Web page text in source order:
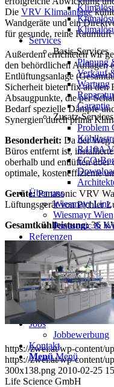
Services
Basis-Services
Planung
Verkauf
Wartung
Reparatur
Garantie
Zusatz-Services
Problem
R410A
ECO-
Über uns
Wiesmayr Linz
Wiesmayr Wien
Panasonic &
Referenzen
Beispielprojekte
Blog
Aktuelles
Wissen
Jobs
Jobbewerbung
Kontakt
Menü Menü
Die VRV Klimaanlage
Wandgeräte und ein
für gesunde, reine Raumluft
Außerdem errichteten wir
den behördlichen Auflagen
Entlüftungsanlage
Sicherheit bieten fix an den
Absaugpunkte, die per
Bedarf spezielle Dämpfe
Synergien durch prima
Besonderheit: Da der Weg
Büros entfernt ist,
oberhalb und entlüften über
optimale, kosteneffiziente
Geräte:Panasonic VRV
Lüftungsgerät von Pichler
Gesamtkühlleistung:36
https://zwei.at/wp-content/
https://zwei.at/wp-content/
300x138.png 2010-02-25
Life Science GmbH